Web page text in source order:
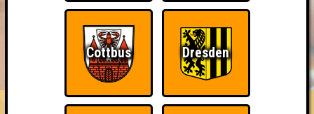
HIGHSCORE RESERVIERUNG
ÜBER UNS
Cottbus Dresden